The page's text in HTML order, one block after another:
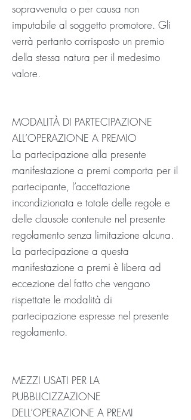
sopravvenuta o per causa non
imputabile al soggetto promotore. Gli
verrà pertanto corrisposto un premio
della stessa natura per il medesimo
valore.
MODALITÀ DI PARTECIPAZIONE
ALL’OPERAZIONE A PREMIO
La partecipazione alla presente
manifestazione a premi comporta per il
partecipante, l’accettazione
incondizionata e totale delle regole e
delle clausole contenute nel presente
regolamento senza limitazione alcuna.
La partecipazione a questa
manifestazione a premi è libera ad
eccezione del fatto che vengano
rispettate le modalità di
partecipazione espresse nel presente
regolamento.
MEZZI USATI PER LA
PUBBLICIZZAZIONE
DELL’OPERAZIONE A PREMI